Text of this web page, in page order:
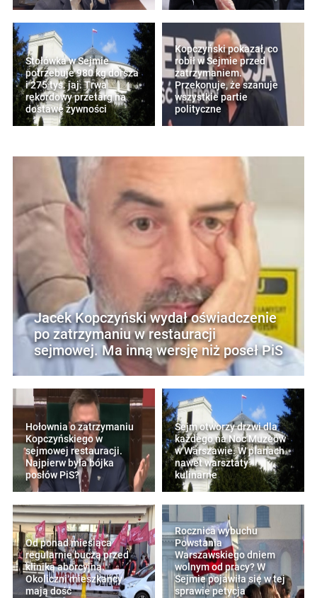
Stołówka w Sejmie
potrzebuje 980 kg dorsza
i 275 tys. jaj. Trwa
rekordowy przetarg na
dostawę żywności
Kopczyński pokazał, co
robił w Sejmie przed
zatrzymaniem.
Przekonuje, że szanuje
wszystkie partie
polityczne
Jacek Kopczyński wydał oświadczenie
po zatrzymaniu w restauracji
sejmowej. Ma inną wersję niż poseł PiS
Hołownia o zatrzymaniu
Kopczyńskiego w
sejmowej restauracji.
Najpierw była bójka
posłów PiS?
Sejm otworzy drzwi dla
każdego na Noc Muzeów
w Warszawie. W planach
nawet warsztaty
kulinarne
Od ponad miesiąca
regularnie buczą przed
kliniką aborcyjną.
Okoliczni mieszkańcy
mają dość
Rocznica wybuchu
Powstania
Warszawskiego dniem
wolnym od pracy? W
Sejmie pojawiła się w tej
sprawie petycja